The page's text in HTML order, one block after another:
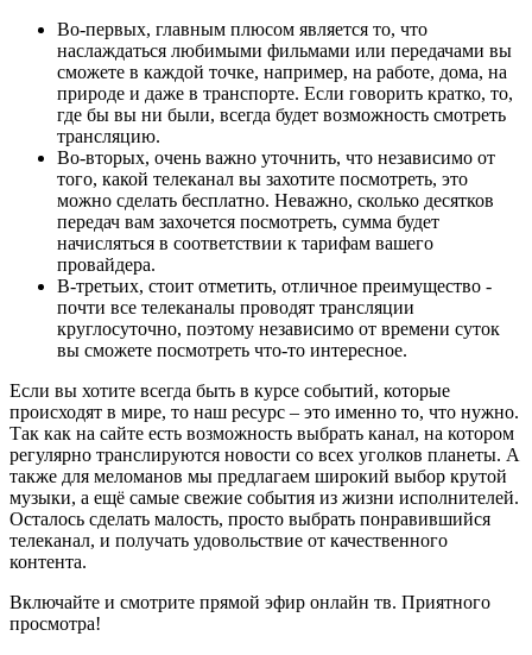
Во-первых, главным плюсом является то, что
наслаждаться любимыми фильмами или передачами вы
сможете в каждой точке, например, на работе, дома, на
природе и даже в транспорте. Если говорить кратко, то,
где бы вы ни были, всегда будет возможность смотреть
трансляцию.
Во-вторых, очень важно уточнить, что независимо от
того, какой телеканал вы захотите посмотреть, это
можно сделать бесплатно. Неважно, сколько десятков
передач вам захочется посмотреть, сумма будет
начисляться в соответствии к тарифам вашего
провайдера.
В-третьих, стоит отметить, отличное преимущество -
почти все телеканалы проводят трансляции
круглосуточно, поэтому независимо от времени суток
вы сможете посмотреть что-то интересное.
Если вы хотите всегда быть в курсе событий, которые
происходят в мире, то наш ресурс – это именно то, что нужно.
Так как на сайте есть возможность выбрать канал, на котором
регулярно транслируются новости со всех уголков планеты. А
также для меломанов мы предлагаем широкий выбор крутой
музыки, а ещё самые свежие события из жизни исполнителей.
Осталось сделать малость, просто выбрать понравившийся
телеканал, и получать удовольствие от качественного
контента.
Включайте и смотрите прямой эфир онлайн тв. Приятного
просмотра!